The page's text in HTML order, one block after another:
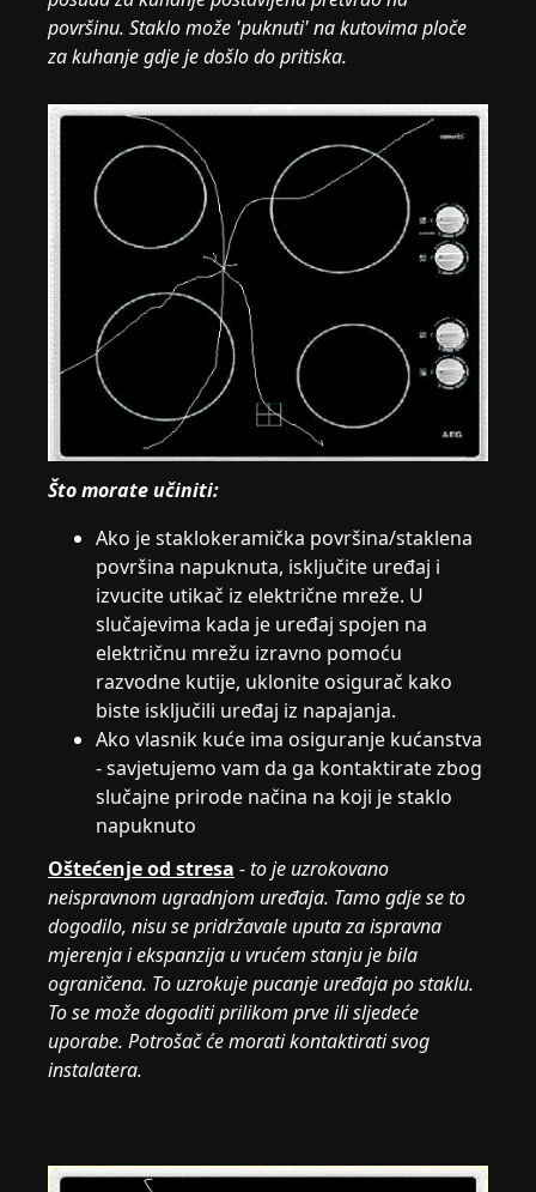
površinu. Staklo može 'puknuti' na kutovima ploče
za kuhanje gdje je došlo do pritiska.
Što morate učiniti:
Ako je staklokeramička površina/staklena
površina napuknuta, isključite uređaj i
izvucite utikač iz električne mreže. U
slučajevima kada je uređaj spojen na
električnu mrežu izravno pomoću
razvodne kutije, uklonite osigurač kako
biste isključili uređaj iz napajanja.
Ako vlasnik kuće ima osiguranje kućanstva
- savjetujemo vam da ga kontaktirate zbog
slučajne prirode načina na koji je staklo
napuknuto
Oštećenje od stresa -to je uzrokovano
neispravnom ugradnjom uređaja. Tamo gdje se to
dogodilo, nisu se pridržavale uputa za ispravna
mjerenja i ekspanzija u vrućem stanju je bila
ograničena. To uzrokuje pucanje uređaja po staklu.
To se može dogoditi prilikom prve ili sljedeće
uporabe. Potrošač će morati kontaktirati svog
instalatera.